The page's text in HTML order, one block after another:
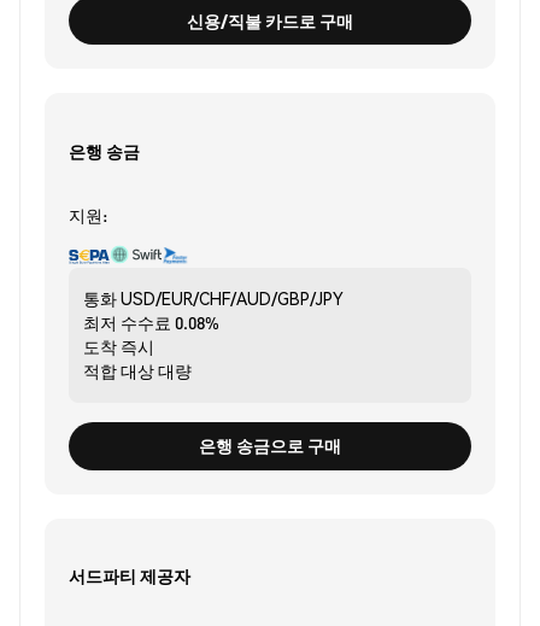
신용/직불 카드로 구매
은행 송금
지원:
통화USD/EUR/CHF/AUD/GBP/JPY
최저 수수료 0.08%
도착 즉시
적합 대상대량
은행 송금으로 구매
서드파티 제공자